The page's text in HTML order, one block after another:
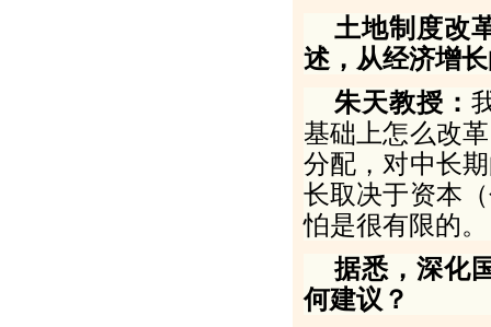
土地制度改
述，从经济增
朱天教授：
基础上怎么改
分配，对中长
长取决于资本
怕是很有限的。
据悉，深化
何建议？